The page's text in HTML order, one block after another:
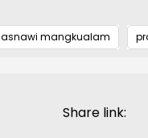
asnawi mangkualam
Share link: